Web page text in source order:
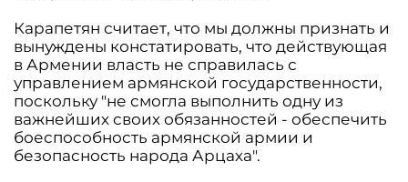
Карапетян считает, что мы должны признать и
вынуждены констатировать, что действующая
в Армении власть не справилась с
управлением армянской государственности,
поскольку "не смогла выполнить одну из
важнейших своих обязанностей - обеспечить
боеспособность армянской армии и
безопасность народа Арцаха".